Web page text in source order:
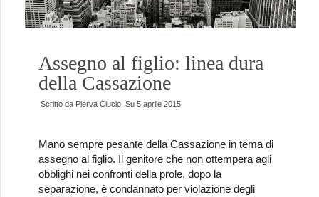
Assegno al figlio: linea dura
della Cassazione
Scritto da Pierva Ciucio, Su 5 aprile 2015
Mano sempre pesante della Cassazione in tema di
assegno al figlio. Il genitore che non ottempera agli
obblighi nei confronti della prole, dopo la
separazione, è condannato per violazione degli